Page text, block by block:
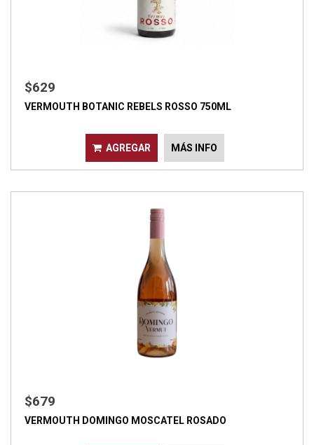
$629
VERMOUTH BOTANIC REBELS ROSSO 750ML
AGREGAR MÁS INFO
$679
VERMOUTH DOMINGO MOSCATEL ROSADO